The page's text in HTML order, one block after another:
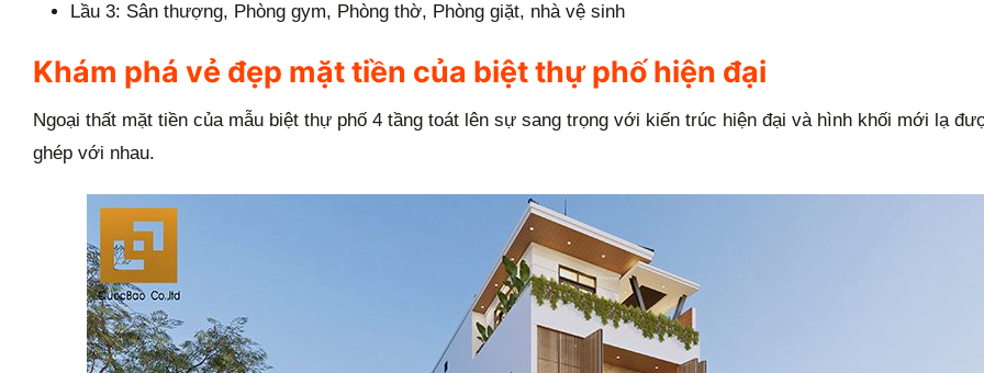
Lầu 3: Sân thượng, Phòng gym, Phòng thờ, Phòng giặt, nhà vệ sinh
Khám phá vẻ đẹp mặt tiền của biệt thự phố hiện đại
Ngoại thất mặt tiền của mẫu biệt thự phố 4 tầng toát lên sự sang trọng với kiến trúc hiện đại và hình khối mới lạ
ghép với nhau.